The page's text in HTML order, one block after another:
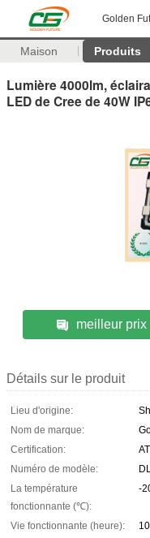
Golden
Maison Produits
Lumière 4000lm,
LED de Cree de 40W
meilleur prix
Détails sur le produit
Lieu d'origine:
Nom de marque:
Certification:
Numéro de modèle:
La température
fonctionnante (℃):
-
Vie fonctionnante (heure):